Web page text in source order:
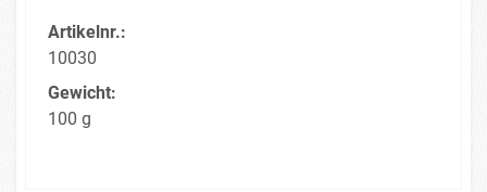
Artikelnr.:
10030
Gewicht:
100 g